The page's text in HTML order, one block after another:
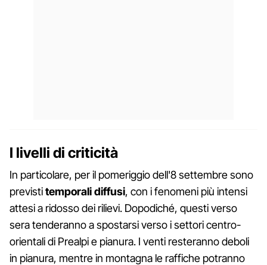
I livelli di criticità
In particolare, per il pomeriggio dell'8 settembre sono
previstitemporali diffusi, con i fenomeni più intensi
attesi a ridosso dei rilievi. Dopodiché, questi verso
sera tenderanno a spostarsi verso i settori centro-
orientali di Prealpi e pianura. I venti resteranno deboli
in pianura, mentre in montagna le raffiche potranno